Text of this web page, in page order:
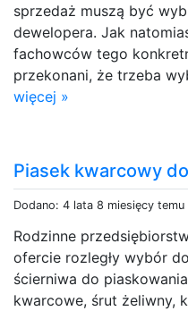
sprzedaż muszą być
dewelopera. Jak
fachowców tego
przekonani, że trzeba
więcej »
Piasek kwarcowy
Dodano: 4 lata 8 miesięcy temu
Rodzinne
ofercie rozległy wybór
ścierniwa do
kwarcowe, śrut żeliwny,